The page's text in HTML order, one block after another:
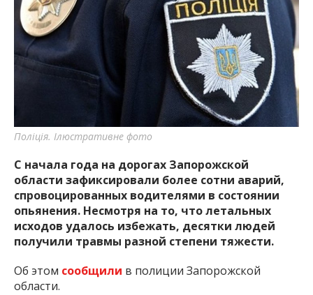
важную информацию о событиях
города Запорожья и области.
Поліція. Ілюстративне фото
С начала года на дорогах Запорожской
области зафиксировали более сотни аварий,
спровоцированных водителями в состоянии
опьянения. Несмотря на то, что летальных
исходов удалось избежать, десятки людей
получили травмы разной степени тяжести.
Об этом сообщили в полиции Запорожской
области.